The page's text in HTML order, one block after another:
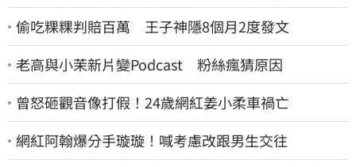
偷吃粿粿判賠百萬 王子神隱8個月2度發文
老高與小茉新片變Podcast 粉絲瘋猜原因
曾怒砸觀音像打假！24歲網紅姜小柔車禍亡
網紅阿翰爆分手璇璇！喊考慮改跟男生交往